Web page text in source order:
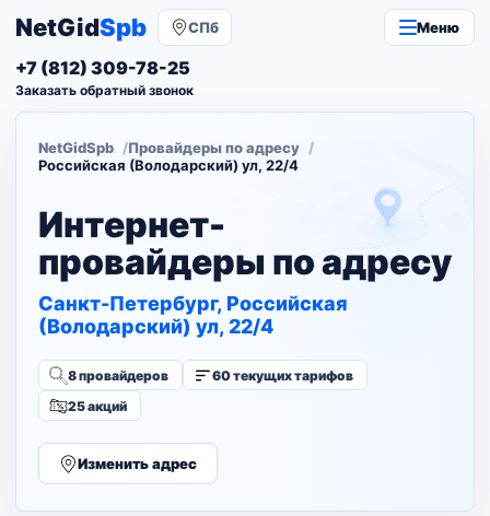
NetGidSpb СПб Меню
+7 (812) 309-78-25
Заказать обратный звонок
NetGidSpb
Провайдеры по адресу
Российская (Володарский) ул, 22/4
Интернет-
провайдеры по адресу
Санкт-Петербург, Российская
(Володарский) ул, 22/4
8 провайдеров
60 текущих тарифов
25 акций
Изменить адрес